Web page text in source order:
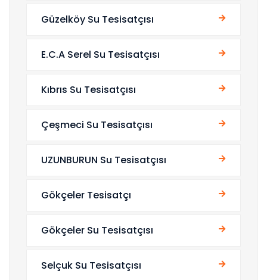
Güzelköy Su Tesisatçısı
E.C.A Serel Su Tesisatçısı
Kıbrıs Su Tesisatçısı
Çeşmeci Su Tesisatçısı
UZUNBURUN Su Tesisatçısı
Gökçeler Tesisatçı
Gökçeler Su Tesisatçısı
Selçuk Su Tesisatçısı